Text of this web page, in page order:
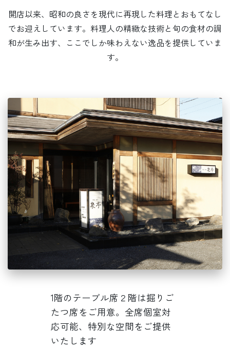
開店以来、昭和の良さを現代に再現した料理とおもてなし
でお迎えしています。料理人の精緻な技術と旬の食材の調
和が生み出す、ここでしか味わえない逸品を提供していま
す。
1階のテーブル席２階は掘りご
たつ席をご用意。全席個室対
応可能、特別な空間をご提供
いたします